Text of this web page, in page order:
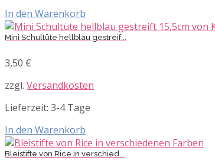
In den Warenkorb
Mini Schultüte hellblau gestreif...
3,50 €
zzgl. Versandkosten
Lieferzeit: 3-4 Tage
In den Warenkorb
Bleistifte von Rice in verschied...